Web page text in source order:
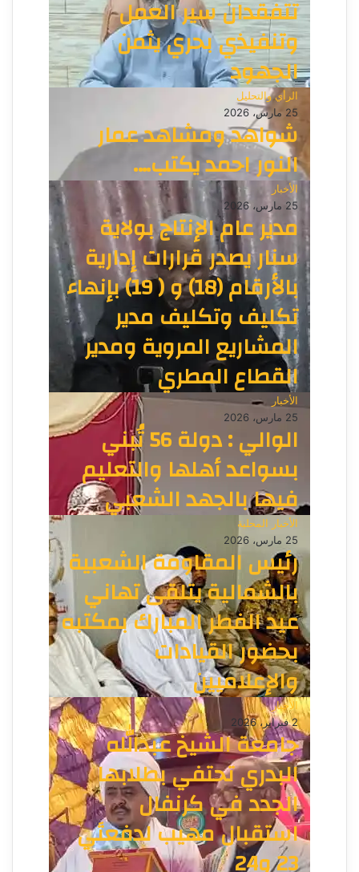
تتفقدان سير العمل
وتنفيذي بحري يثمن
الجهود
الرأي والتحليل
25 مارس، 2026
شواهد ومشاهد عمار
النور احمد يكتب….
الأخبار
25 مارس، 2026
مدير عام الإنتاج بولاية
سنار يصدر قرارات إدارية
بالأرقام (18) و ( 19) بإنهاء
تكليف وتكليف مدير
المشاريع المروية ومدير
القطاع المطري
الأخبار
25 مارس، 2026
الوالي : دولة 56 تُبني
بسواعد أهلها والتعليم
فيها بالجهد الشعبي
الأخبار المحلية
25 مارس، 2026
رئيس المقاومة الشعبية
بالشمالية يتلقى تهاني
عيد الفطر المبارك بمكتبه
بحضور القيادات
والإعلاميين
الأخبار
2 فبراير، 2026
جامعة الشيخ عبدالله
البدري تحتفي بطلابها
الجدد في كرنفال
استقبال مهيب لدفعتَي